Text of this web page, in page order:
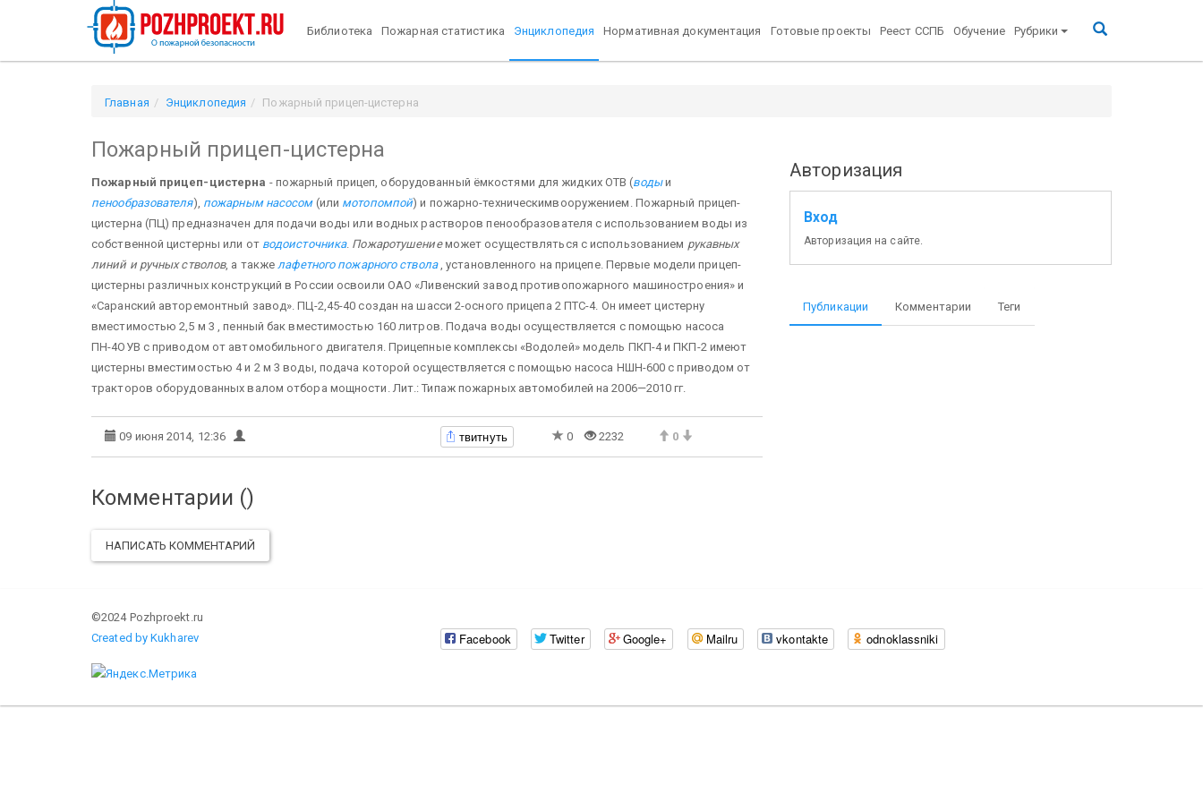
Библиотека Пожарная статистика Энциклопедия Нормативная документация Готовые проекты Реест ССПБ Обучение Рубрики
Главная Энциклопедия Пожарный прицеп-цистерна
Пожарный прицеп-цистерна
Пожарный прицеп-цистерна - пожарный прицеп, оборудованный ёмкостями для жидких ОТВ (водыи
пенообразователя), пожарным насосом(или мотопомпой) и пожарно-техническимвооружением. Пожарный прицеп-
цистерна (ПЦ) предназначен для подачи воды или водных растворов пенообразователя с использованием воды из
собственной цистерны или от водоисточника. Пожаротушениеможет осуществляться с использованием рукавных
линий и ручных стволов, а также лафетного пожарного ствола, установленного на прицепе. Первые модели прицеп-
цистерны различных конструкций в России освоили ОАО «Ливенский завод противопожарного машиностроения» и
«Саранский авторемонтный завод». ПЦ-2,45-40 создан на шасси 2-осного прицепа 2 ПТС-4. Он имеет цистерну
вместимостью 2,5 м 3 , пенный бак вместимостью 160 литров. Подача воды осуществляется с помощью насоса
ПН-4ОУВ с приводом от автомобильного двигателя. Прицепные комплексы «Водолей» модель ПКП-4 и ПКП-2 имеют
цистерны вместимостью 4 и 2 м 3 воды, подача которой осуществляется с помощью насоса НШН-600 с приводом от
тракторов оборудованных валом отбора мощности. Лит.: Типаж пожарных автомобилей на 2006—2010 гг.
09 июня 2014, 12:36 твитнуть 0 2232 0
Комментарии ()
НАПИСАТЬ КОММЕНТАРИЙ
Авторизация
Вход
Авторизация на сайте.
Публикации Комментарии Теги
©2024 Pozhproekt.ru
Created by Kukharev
Facebook Twitter Google+ Mailru vkontakte odnoklassniki